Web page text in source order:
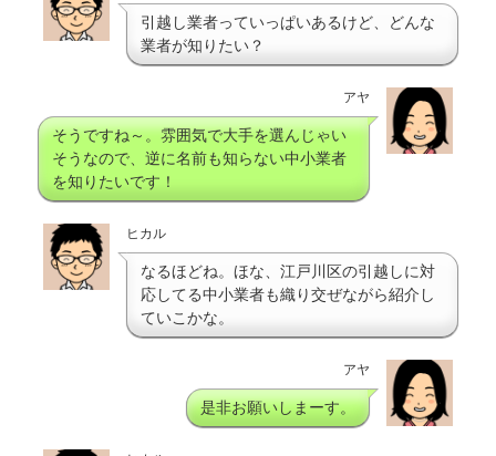
引越し業者っていっぱいあるけど、どんな
業者が知りたい？
アヤ
そうですね～。雰囲気で大手を選んじゃい
そうなので、逆に名前も知らない中小業者
を知りたいです！
ヒカル
なるほどね。ほな、江戸川区の引越しに対
応してる中小業者も織り交ぜながら紹介し
ていこかな。
アヤ
是非お願いしまーす。